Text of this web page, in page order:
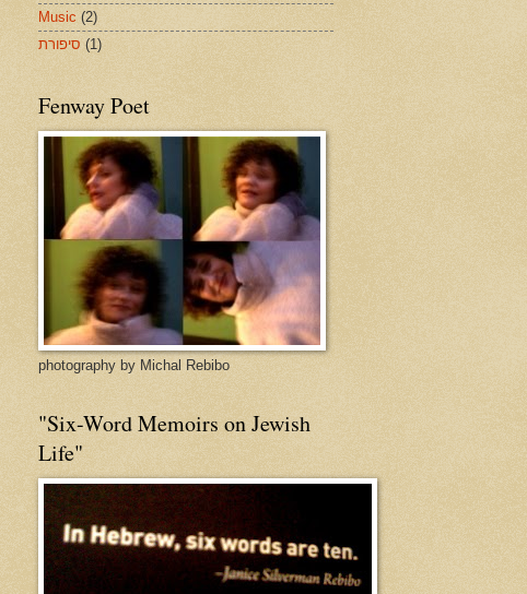
Music (2)
סיפורת (1)
Fenway Poet
photography by Michal Rebibo
"Six-Word Memoirs on Jewish
Life"